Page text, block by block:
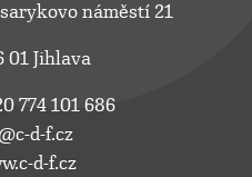
náměstí 21
01 Jihlava
774 101 686
d-f.cz
d-f.cz